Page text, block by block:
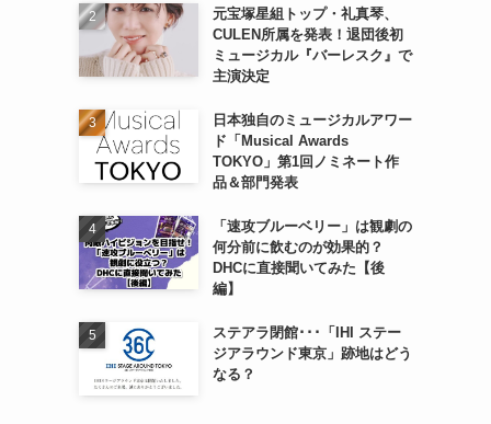
元宝塚星組トップ・礼真琴、
CULEN所属を発表！退団後初
ミュージカル『バーレスク』で
主演決定
日本独自のミュージカルアワー
ド「Musical Awards
TOKYO」第1回ノミネート作
品＆部門発表
「速攻ブルーベリー」は観劇の
何分前に飲むのが効果的？
DHCに直接聞いてみた【後
編】
ステアラ閉館･･･「IHI ステー
ジアラウンド東京」跡地はどう
なる？